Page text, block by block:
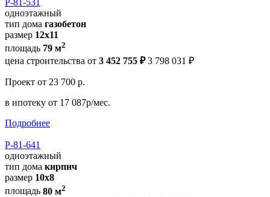
Р-81-531
одноэтажный
тип дома газобетон
размер 12х11
площадь 79 м2
цена строительства от 3 452 755 ₽ 3 798 031 ₽
Проект от 23 700 р.
в ипотеку от 17 087р/мес.
Подробнее
Р-81-641
одноэтажный
тип дома кирпич
размер 10х8
площадь 80 м2